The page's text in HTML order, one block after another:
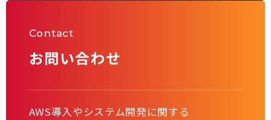
Contact
お問い合わせ
AWS導入やシステム開発に関する